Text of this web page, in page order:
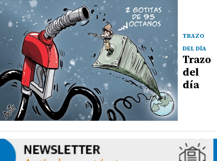
TRAZO
DEL DÍA
Trazo
del
día